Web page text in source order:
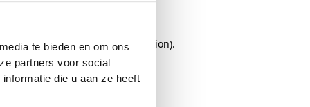
te bieden en om ons
partners voor social
die u aan ze heeft
consolefor more information).